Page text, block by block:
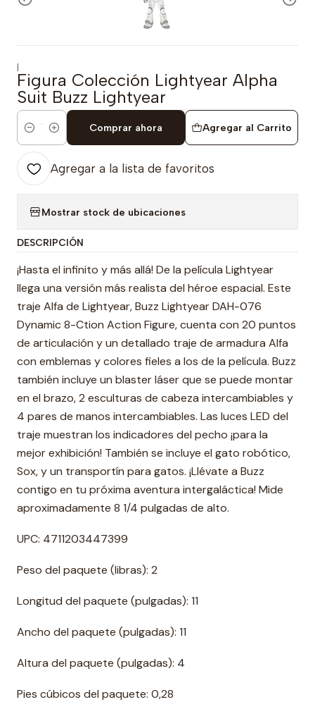
|
Figura Colección Lightyear Alpha
Suit Buzz Lightyear
Cantidad
Agregar al Carrito
Comprar ahora
Agregar a la lista de favoritos
Mostrar stock de ubicaciones
DESCRIPCIÓN
¡Hasta el infinito y más allá! De la película Lightyear
llega una versión más realista del héroe espacial. Este
traje Alfa de Lightyear, Buzz Lightyear DAH-076
Dynamic 8-Ction Action Figure, cuenta con 20 puntos
de articulación y un detallado traje de armadura Alfa
con emblemas y colores fieles a los de la película. Buzz
también incluye un blaster láser que se puede montar
en el brazo, 2 esculturas de cabeza intercambiables y
4 pares de manos intercambiables. Las luces LED del
traje muestran los indicadores del pecho ¡para la
mejor exhibición! También se incluye el gato robótico,
Sox, y un transportín para gatos. ¡Llévate a Buzz
contigo en tu próxima aventura intergaláctica! Mide
aproximadamente 8 1/4 pulgadas de alto.
UPC: 4711203447399
Peso del paquete (libras): 2
Longitud del paquete (pulgadas): 11
Ancho del paquete (pulgadas): 11
Altura del paquete (pulgadas): 4
Pies cúbicos del paquete: 0,28